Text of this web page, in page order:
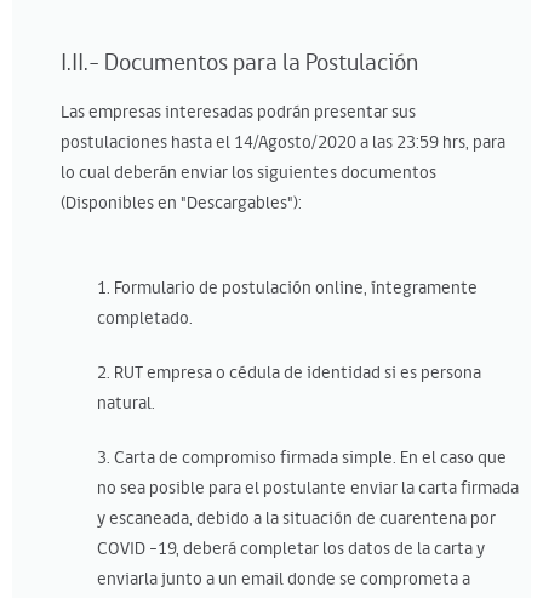
I.II.- Documentos para la Postulación
Las empresas interesadas podrán presentar sus
postulaciones hasta el 14/Agosto/2020 a las 23:59 hrs, para
lo cual deberán enviar los siguientes documentos
(Disponibles en "Descargables"):
1. Formulario de postulación online, íntegramente
completado.
2. RUT empresa o cédula de identidad si es persona
natural.
3. Carta de compromiso firmada simple. En el caso que
no sea posible para el postulante enviar la carta firmada
y escaneada, debido a la situación de cuarentena por
COVID -19, deberá completar los datos de la carta y
enviarla junto a un email donde se comprometa a